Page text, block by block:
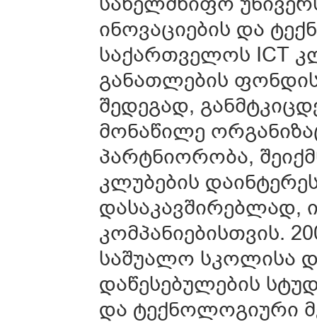
ინოვაციების და
საქართველოს ICT
განათლების
შედეგად,
მონაწილე
პარტნიორობა,
კლუბების
დასაკავშირებლად,
კომპანიებისთვის.
საშუალო სკოლისა
დაწესებულების
და ტექნოლოგიური